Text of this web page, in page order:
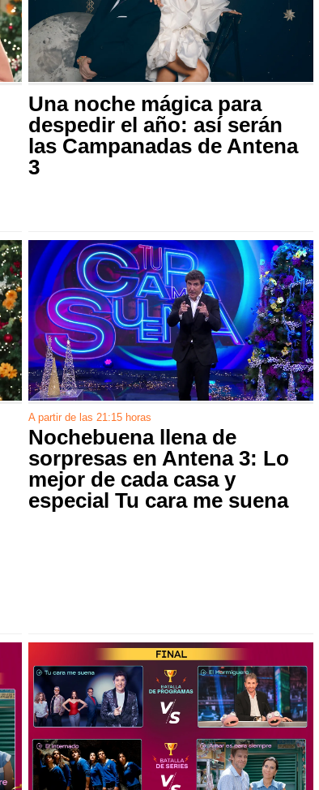
Una noche mágica para
despedir el año: así serán
las Campanadas de Antena
3
A partir de las 21:15 horas
Nochebuena llena de
sorpresas en Antena 3: Lo
mejor de cada casa y
especial Tu cara me suena